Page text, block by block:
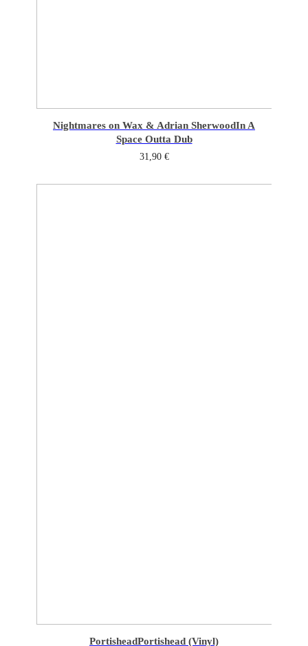
Nightmares on Wax & Adrian SherwoodIn A
Space Outta Dub
31,90 €
PortisheadPortishead (Vinyl)